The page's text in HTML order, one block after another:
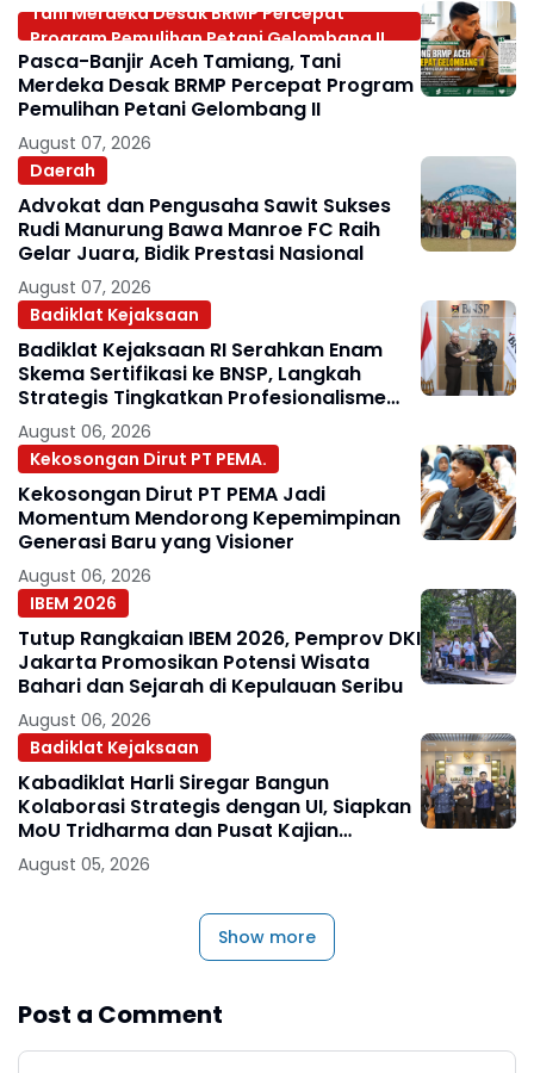
Tani Merdeka Desak BRMP Percepat
Program Pemulihan Petani Gelombang II
Pasca-Banjir Aceh Tamiang, Tani
Merdeka Desak BRMP Percepat Program
Pemulihan Petani Gelombang II
August 07, 2026
Daerah
Advokat dan Pengusaha Sawit Sukses
Rudi Manurung Bawa Manroe FC Raih
Gelar Juara, Bidik Prestasi Nasional
August 07, 2026
Badiklat Kejaksaan
Badiklat Kejaksaan RI Serahkan Enam
Skema Sertifikasi ke BNSP, Langkah
Strategis Tingkatkan Profesionalisme
Jaksa
August 06, 2026
Kekosongan Dirut PT PEMA.
Kekosongan Dirut PT PEMA Jadi
Momentum Mendorong Kepemimpinan
Generasi Baru yang Visioner
August 06, 2026
IBEM 2026
Tutup Rangkaian IBEM 2026, Pemprov DKI
Jakarta Promosikan Potensi Wisata
Bahari dan Sejarah di Kepulauan Seribu
August 06, 2026
Badiklat Kejaksaan
Kabadiklat Harli Siregar Bangun
Kolaborasi Strategis dengan UI, Siapkan
MoU Tridharma dan Pusat Kajian
Kejaksaan
August 05, 2026
Show more
Post a Comment